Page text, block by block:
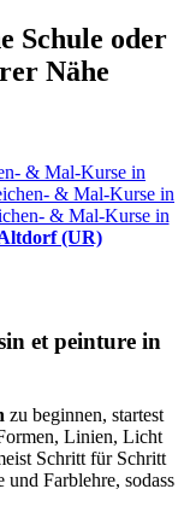
Schule oder
Nähe
& Mal-Kurse in
& Mal-Kurse in
& Mal-Kurse in
(UR)
et peinture in
zu beginnen, startest
Linien, Licht
Schritt für Schritt
Farblehre, sodass